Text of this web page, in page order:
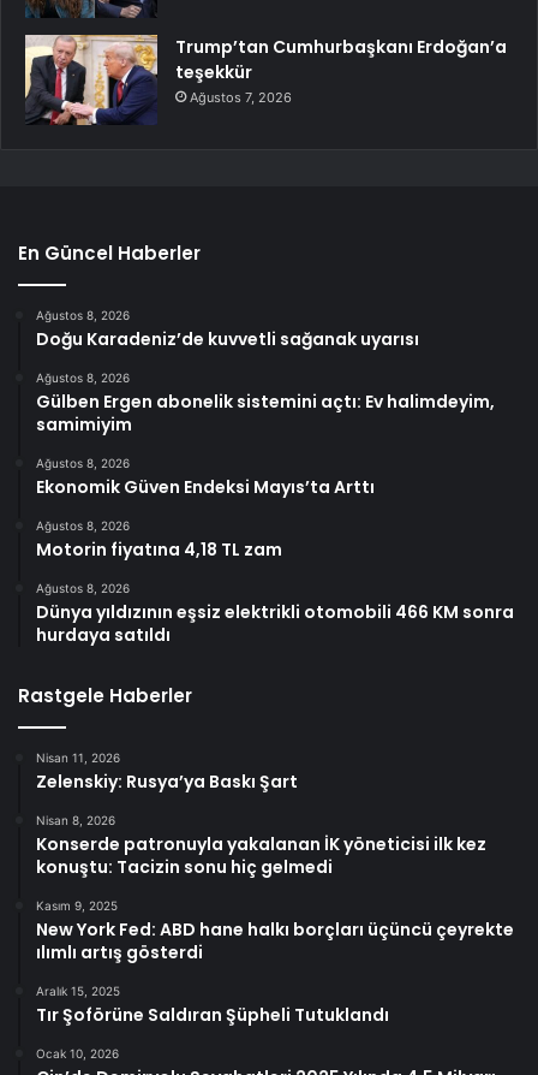
Trump’tan Cumhurbaşkanı Erdoğan’a
teşekkür
Ağustos 7, 2026
En Güncel Haberler
Ağustos 8, 2026
Doğu Karadeniz’de kuvvetli sağanak uyarısı
Ağustos 8, 2026
Gülben Ergen abonelik sistemini açtı: Ev halimdeyim,
samimiyim
Ağustos 8, 2026
Ekonomik Güven Endeksi Mayıs’ta Arttı
Ağustos 8, 2026
Motorin fiyatına 4,18 TL zam
Ağustos 8, 2026
Dünya yıldızının eşsiz elektrikli otomobili 466 KM sonra
hurdaya satıldı
Rastgele Haberler
Nisan 11, 2026
Zelenskiy: Rusya’ya Baskı Şart
Nisan 8, 2026
Konserde patronuyla yakalanan İK yöneticisi ilk kez
konuştu: Tacizin sonu hiç gelmedi
Kasım 9, 2025
New York Fed: ABD hane halkı borçları üçüncü çeyrekte
ılımlı artış gösterdi
Aralık 15, 2025
Tır Şoförüne Saldıran Şüpheli Tutuklandı
Ocak 10, 2026